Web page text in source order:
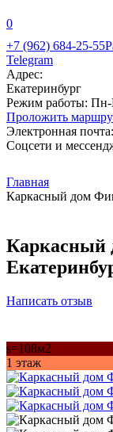
0
+7 (962) 684-25-55
Telegram
Адрес:
Екатеринбург
Режим работы: Пн-
Проложить
Электронная почта:
Соцсети и
Главная
Каркасный дом
Каркасный
Написать отзыв
s=108м2
1 этаж